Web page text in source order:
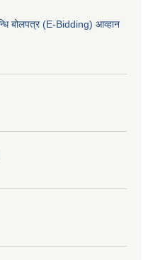
बोलपत्र (E-Bidding) आव्हान